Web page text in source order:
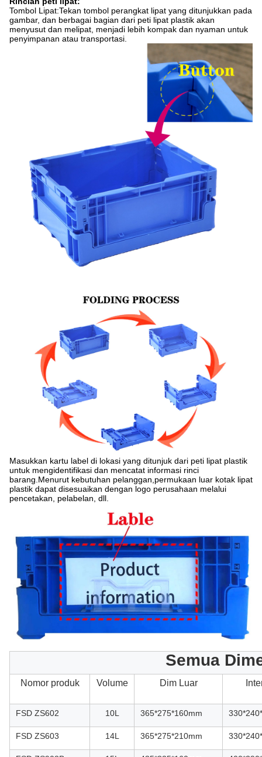
Tombol Lipat:Tekan tombol perangkat lipat yang ditunjukkan pada
gambar, dan berbagai bagian dari peti lipat plastik akan
menyusut dan melipat, menjadi lebih kompak dan nyaman untuk
penyimpanan atau transportasi.
Masukkan kartu label di lokasi yang ditunjuk dari peti lipat plastik
untuk mengidentifikasi dan mencatat informasi rinci
barang.Menurut kebutuhan pelanggan,permukaan luar kotak lipat
plastik dapat disesuaikan dengan logo perusahaan melalui
pencetakan, pelabelan, dll.
Semua
Nomor produk Volume Dim Luar
FSD ZS602 10L 365*275*160mm
FSD ZS603 14L 365*275*210mm